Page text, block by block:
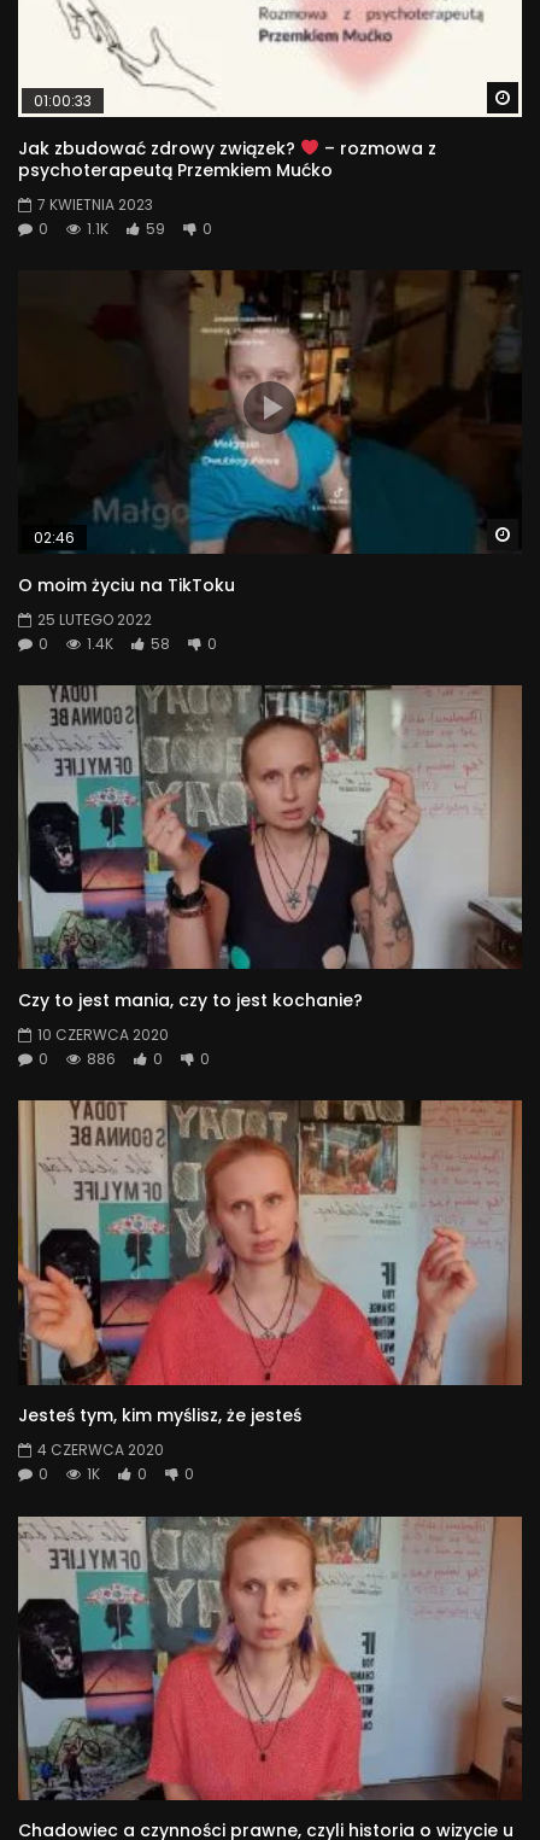
01:00:33
Jak zbudować zdrowy związek?
– rozmowa z
psychoterapeutą Przemkiem Mućko
7 KWIETNIA 2023
0
1.1K 59 0
02:46
O moim życiu na TikToku
25 LUTEGO 2022
0
1.4K 58 0
Czy to jest mania, czy to jest kochanie?
10 CZERWCA 2020
0
886 0 0
Jesteś tym, kim myślisz, że jesteś
4 CZERWCA 2020
0
1K 0 0
Chadowiec a czynności prawne, czyli historia o wizycie u